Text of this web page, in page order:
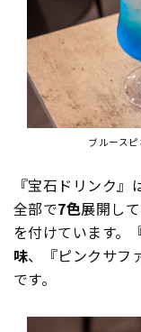
ブルース
『宝石ドリンク』
全部で7色展開し
を付けています。
味、『ピンクサフ
です。